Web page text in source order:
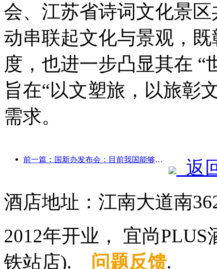
会、江苏省诗词文化景
动串联起文化与景观，
度，也进一步凸显其在 “
旨在“以文塑旅，以旅彰
需求。
前一篇：国新办发布会：目前我国能够提供自驾游服务的边境口岸达28个
返
酒店地址：江南大道南
2012年开业， 宜尚
铁站店). 问题反馈.